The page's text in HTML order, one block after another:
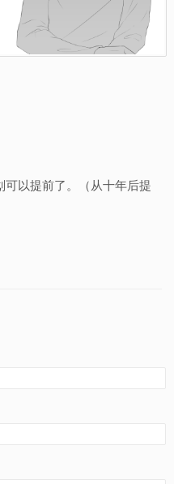
以提前了。（从十年后提